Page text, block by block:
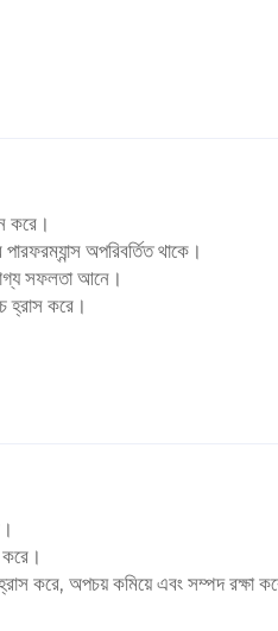
করে।
অপরিবর্তিত থাকে।
সফলতা আনে।
হ্রাস করে।
করে।
করে, অপচয় কমিয়ে এবং সম্পদ রক্ষা